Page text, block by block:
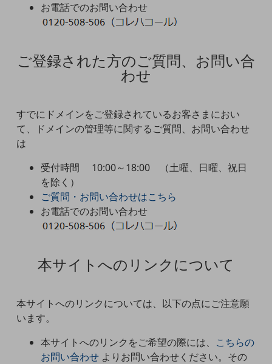
業務支援・マーケティング
災害対策・BCP
課題・ニーズで探す
課題・ニーズで探すTOP
コミュニケーション・情報共有
マーケティング
地域共創・地方創生
お電話でのお問い合わせ
ご登録された方のご質問、お問い合
わせ
すでにドメインをご登録されているお客さまにおい
て、ドメインの管理等に関するご質問、お問い合わせ
は
受付時間 10:00～18:00 （土曜、日曜、祝日
を除く）
ご質問・お問い合わせはこちら
お電話でのお問い合わせ
本サイトへのリンクについて
本サイトへのリンクについては、以下の点にご注意願
います。
本サイトへのリンクをご希望の際には、 こちらの
お問い合わせ よりお問い合わせください。その